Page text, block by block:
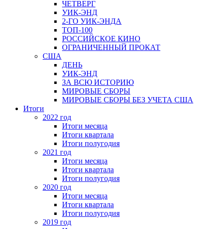
ЧЕТВЕРГ
УИК-ЭНД
2-ГО УИК-ЭНДА
ТОП-100
РОССИЙСКОЕ КИНО
ОГРАНИЧЕННЫЙ ПРОКАТ
США
ДЕНЬ
УИК-ЭНД
ЗА ВСЮ ИСТОРИЮ
МИРОВЫЕ СБОРЫ
МИРОВЫЕ СБОРЫ БЕЗ УЧЕТА США
Итоги
2022 год
Итоги месяца
Итоги квартала
Итоги полугодия
2021 год
Итоги месяца
Итоги квартала
Итоги полугодия
2020 год
Итоги месяца
Итоги квартала
Итоги полугодия
2019 год